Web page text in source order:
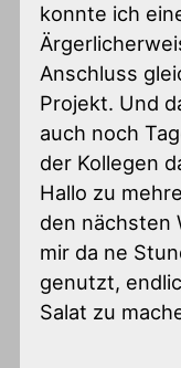
konnte ich
Anschluss
Projekt. Und
auch noch
der Kollegen
Hallo zu
den nächsten
mir da ne
genutzt,
Salat zu